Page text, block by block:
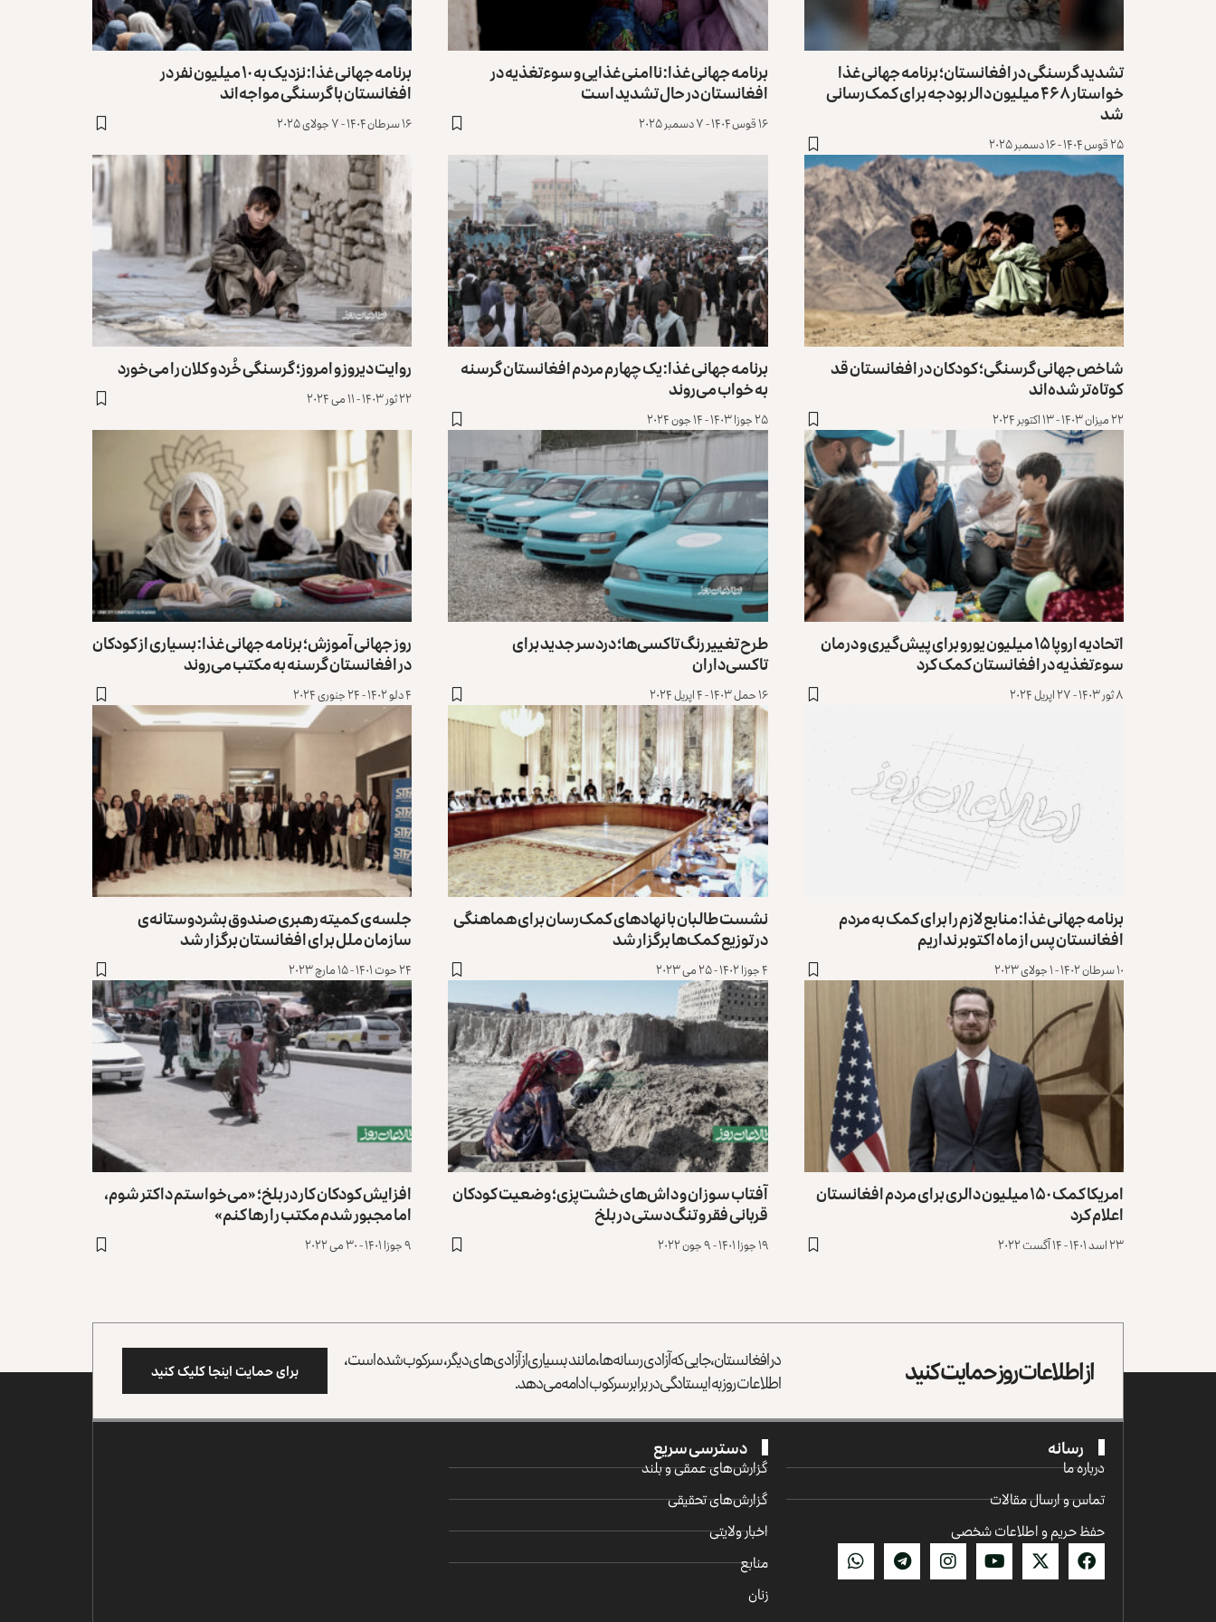
تشدید گرسنگی در افغانستان؛ برنامه جهانی غذا
خواستار ۴۶۸ میلیون دالر بودجه برای کمک‌رسانی
شد
۲۵ قوس ۱۴۰۴ - ۱۶ دسمبر ۲۰۲۵
برنامه جهانی غذا: ناامنی غذایی و سوءتغذیه در
افغانستان در حال تشدید است
۱۶ قوس ۱۴۰۴ - ۷ دسمبر ۲۰۲۵
برنامه جهانی غذا: نزدیک به ۱۰ میلیون نفر در
افغانستان با گرسنگی ‏مواجه‌اند
۱۶ سرطان ۱۴۰۴ - ۷ جولای ۲۰۲۵
شاخص جهانی گرسنگی؛ کودکان در افغانستان قد
کوتاه‌تر شده‌اند
۲۲ میزان ۱۴۰۳ - ۱۳ اکتوبر ۲۰۲۴
برنامه جهانی غذا: یک چهارم مردم افغانستان گرسنه
به خواب می‌روند
۲۵ جوزا ۱۴۰۳ - ۱۴ جون ۲۰۲۴
روایت دیروز و امروز؛ گرسنگی خُرد و کلان را می‌خورد
۲۲ ثور ۱۴۰۳ - ۱۱ می ۲۰۲۴
اتحادیه اروپا ۱۵ میلیون یورو برای پیش‌گیری و درمان
سوءتغذیه در افغانستان کمک کرد
۸ ثور ۱۴۰۳ - ۲۷ اپریل ۲۰۲۴
طرح تغییر رنگ تاکسی‌ها؛ دردسر جدید برای
تاکسی‌داران
۱۶ حمل ۱۴۰۳ - ۴ اپریل ۲۰۲۴
روز جهانی آموزش؛ برنامه جهانی غذا: بسیاری از کودکان
در افغانستان گرسنه به مکتب‌ می‌روند
۴ دلو ۱۴۰۲ - ۲۴ جنوری ۲۰۲۴
برنامه‌ جهانی غذا: منابع لازم را برای کمک به مردم
افغانستان پس از ماه اکتوبر نداریم
۱۰ سرطان ۱۴۰۲ - ۱ جولای ۲۰۲۳
نشست طالبان با نهادهای کمک‌رسان برای هماهنگی
در توزیع کمک‌ها برگزار شد
۴ جوزا ۱۴۰۲ - ۲۵ می ۲۰۲۳
جلسه‌ی کمیته رهبری صندوق بشردوستانه‌ی
سازمان ملل برای افغانستان برگزار شد
۲۴ حوت ۱۴۰۱ - ۱۵ مارچ ۲۰۲۳
امریکا کمک ۱۵۰ میلیون دالری برای مردم افغانستان
اعلام کرد
۲۳ اسد ۱۴۰۱ - ۱۴ آگست ۲۰۲۲
آفتاب سوزان و داش‌های خشت‌پزی؛ وضعیت کودکان
قربانی فقر و تنگ‌دستی در بلخ
۱۹ جوزا ۱۴۰۱ - ۹ جون ۲۰۲۲
افزایش کودکان کار در بلخ؛ «می‌خواستم داکتر شوم،
اما مجبور شدم مکتب را رها کنم»
۹ جوزا ۱۴۰۱ - ۳۰ می ۲۰۲۲
از اطلاعات روز حمایت کنید در افغانستان، جایی که آزادی رسانه‌ها، مانند بسیاری از آزادی‌های دیگر، سرکوب شده است،
اطلاعات روز به ایستادگی در برابر سرکوب ادامه می‌دهد. برای حمایت اینجا کلیک کنید
رسانه
درباره ما
تماس و ارسال مقالات
حفظ حریم و اطلاعات شخصی
دسترسی سریع
گزارش‌‌های عمقی و بلند
گزارش‌های تحقیقی
اخبار ولایتی
منابع
زنان